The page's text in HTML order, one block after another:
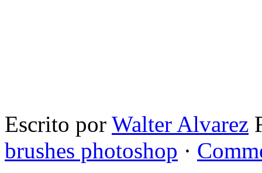
Escrito por Walter Alvarez
brushes photoshop ·